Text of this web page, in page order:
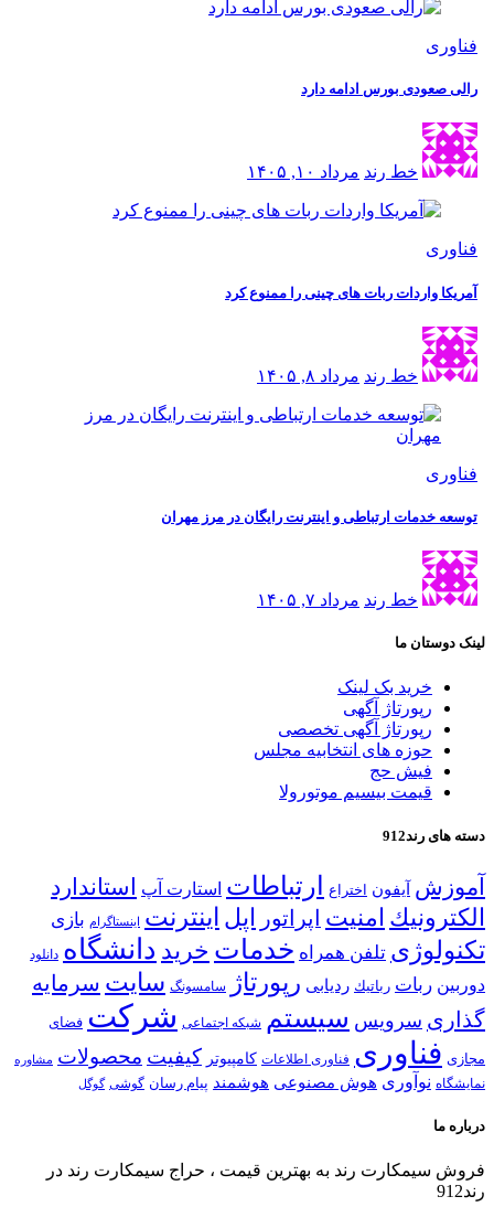
فناوری
رالی صعودی بورس ادامه دارد
خط رند مرداد ۱۰, ۱۴۰۵
فناوری
آمریکا واردات ربات های چینی را ممنوع کرد
خط رند مرداد ۸, ۱۴۰۵
فناوری
توسعه خدمات ارتباطی و اینترنت رایگان در مرز مهران
خط رند مرداد ۷, ۱۴۰۵
لینک دوستان ما
خرید بک لینک
رپورتاژ آگهی
رپورتاژ آگهی تخصصی
حوزه های انتخابیه مجلس
فیش حج
قیمت بیسیم موتورولا
دسته های رند912
آموزش آیفون اختراع ارتباطات استارت آپ استاندارد
الكترونیك امنیت اپراتور اپل اینترنت اینستاگرام بازی
تكنولوژی تلفن همراه خدمات خرید دانشگاه دانلود
دوربین ربات رباتیك ردیابی رپورتاژ سامسونگ سایت سرمایه
گذاری سرویس سیستم شبكه اجتماعی شركت فضای
مجازی فناوری فناوری اطلاعات كامپیوتر كیفیت محصولات مشاوره
نمایشگاه نوآوری هوش مصنوعی هوشمند پیام رسان گوشی گوگل
درباره ما
فروش سیمكارت رند به بهترین قیمت ، حراج سیمكارت رند در
رند912